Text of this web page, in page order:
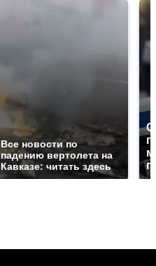
Все новости по
падению вертолета на
Кавказе: читать здесь